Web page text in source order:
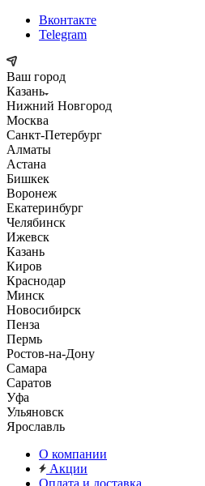
Вконтакте
Telegram
Ваш город
Казань
Нижний Новгород
Москва
Санкт-Петербург
Алматы
Астана
Бишкек
Воронеж
Екатеринбург
Челябинск
Ижевск
Казань
Киров
Краснодар
Минск
Новосибирск
Пенза
Пермь
Ростов-на-Дону
Самара
Саратов
Уфа
Ульяновск
Ярославль
О компании
Акции
Оплата и доставка